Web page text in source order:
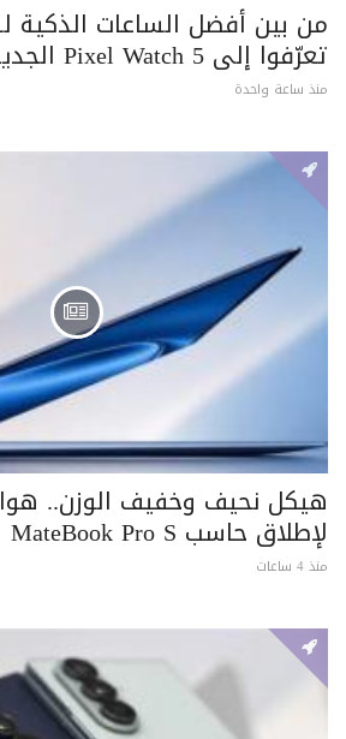
من بين أفضل الساعات الذكية
تعرّفوا إلى Pixel Watch 5 الجديدة
منذ ساعة واحدة
هيكل نحيف وخفيف الوزن..
لإطلاق حاسب MateBook Pro S الجديد
منذ 4 ساعات